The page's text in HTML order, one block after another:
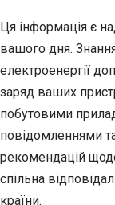
Ця інформація є
вашого дня.
електроенергії
заряд ваших
побутовими
повідомленнями
рекомендацій
спільна
країни.